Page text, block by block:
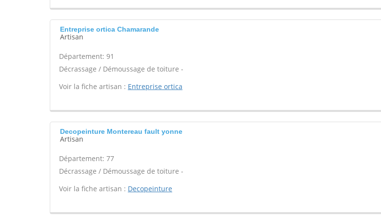
Entreprise ortica Chamarande
Artisan
Département: 91
Décrassage / Démoussage de toiture -
Voir la fiche artisan : Entreprise ortica
Decopeinture Montereau fault yonne
Artisan
Département: 77
Décrassage / Démoussage de toiture -
Voir la fiche artisan : Decopeinture